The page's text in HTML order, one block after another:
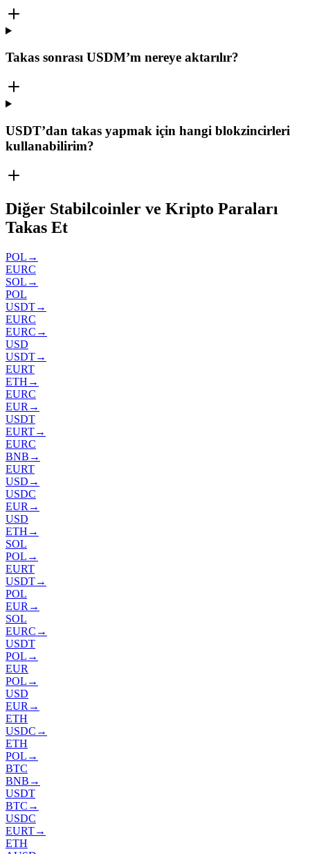
Takas sonrası USDM’m nereye aktarılır?
USDT’dan takas yapmak için hangi blokzincirleri
kullanabilirim?
Diğer Stabilcoinler ve Kripto Paraları
Takas Et
POL →
EURC
SOL →
POL
USDT→
EURC
EURC →
USD
USDT→
EURT
ETH →
EURC
EUR →
USDT
EURT→
EURC
BNB →
EURT
USD →
USDC
EUR →
USD
ETH →
SOL
POL →
EURT
USDT→
POL
EUR →
SOL
EURC →
USDT
POL →
EUR
POL →
USD
EUR →
ETH
USDC →
ETH
POL →
BTC
BNB →
USDT
BTC →
USDC
EURT→
ETH